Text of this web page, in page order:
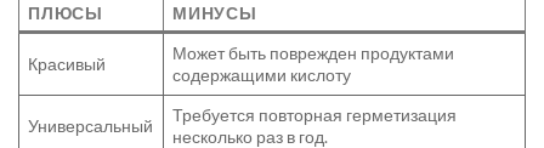
ПЛЮСЫ МИНУСЫ
Красивый
Может быть поврежден продуктами
содержащими кислоту
Универсальный
Требуется повторная герметизация
несколько раз в год.